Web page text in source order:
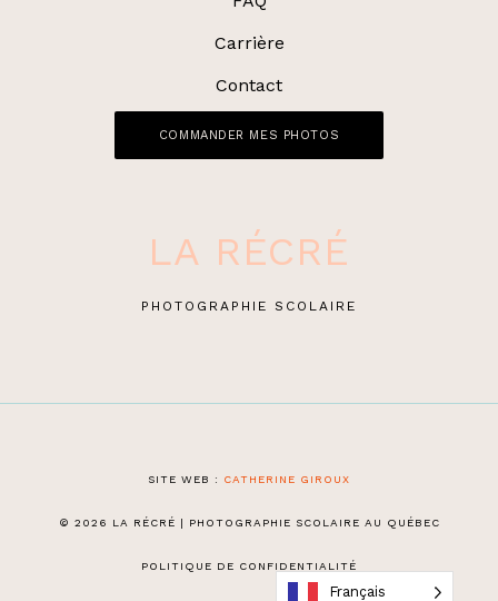
LA RÉCRÉ
PHOTOGRAPHIE SCOLAIRE
Carrière
Contact
COMMANDER MES PHOTOS
SITE WEB : CATHERINE GIROUX
© 2026 LA RÉCRÉ | PHOTOGRAPHIE SCOLAIRE AU QUÉBEC
POLITIQUE DE CONFIDENTIALITÉ
Français